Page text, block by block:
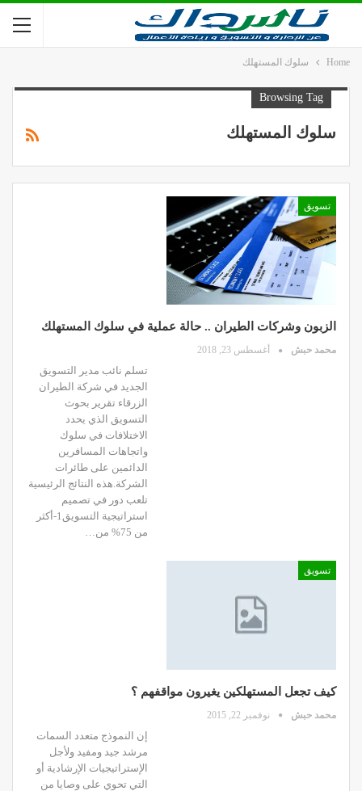
Home سلوك المستهلك
Browsing Tag
سلوك المستهلك
تسويق
الزبون وشركات الطيران .. حالة عملية في سلوك المستهلك
محمد حبش أغسطس 23, 2018
تسلم نائب مدير التسويق
الجديد في شركة الطيران
الزرقاء تقرير بحوث
التسويق الذي يحدد
الاختلافات في سلوك
واتجاهات المسافرين
الدائمين على طائرات
الشركة.هذه النتائج الرئيسية
تلعب دور في تصميم
استراتيجية التسويق1-أكثر
من 75% من…
تسويق
كيف تجعل المستهلكين يغيرون مواقفهم ؟
محمد حبش نوفمبر 22, 2015
إن النموذج متعدد السمات
مرشد جيد ومفيد ولأجل
الإستراتيجيات الإرشادية أو
التي تحوي على وصايا من